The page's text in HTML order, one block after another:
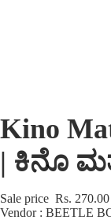
Kino
| ಕಿನೊ
Sale price Rs. 270.00
Vendor : BEETLE